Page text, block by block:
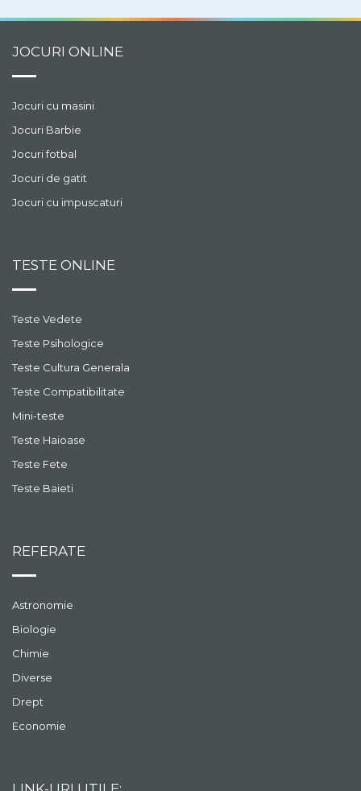
JOCURI ONLINE
Jocuri cu masini
Jocuri Barbie
Jocuri fotbal
Jocuri de gatit
Jocuri cu impuscaturi
TESTE ONLINE
Teste Vedete
Teste Psihologice
Teste Cultura Generala
Teste Compatibilitate
Mini-teste
Teste Haioase
Teste Fete
Teste Baieti
REFERATE
Astronomie
Biologie
Chimie
Diverse
Drept
Economie